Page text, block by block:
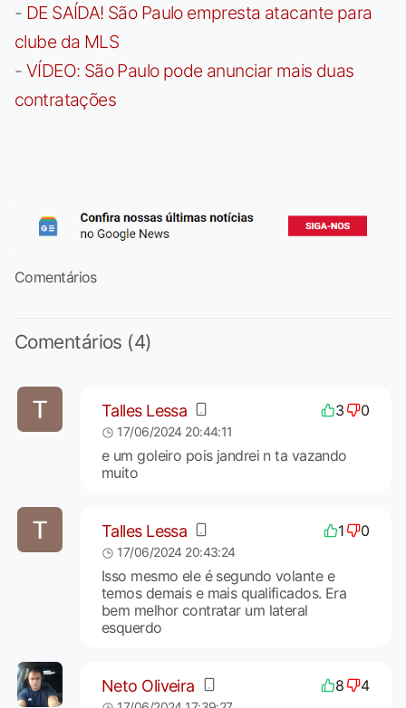
- DE SAÍDA! São Paulo empresta atacante para
clube da MLS
- VÍDEO: São Paulo pode anunciar mais duas
contratações
Comentários
Comentários (4)
Talles Lessa 3 0
17/06/2024 20:44:11
e um goleiro pois jandrei n ta vazando
muito
Talles Lessa 1 0
17/06/2024 20:43:24
Isso mesmo ele é segundo volante e
temos demais e mais qualificados. Era
bem melhor contratar um lateral
esquerdo
Neto Oliveira 8 4